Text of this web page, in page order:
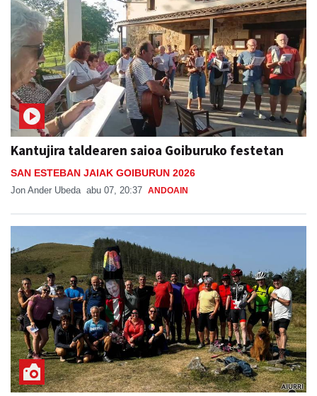
Kantujira taldearen saioa Goiburuko festetan
SAN ESTEBAN JAIAK GOIBURUN 2026
Jon Ander Ubeda abu 07, 20:37 ANDOAIN